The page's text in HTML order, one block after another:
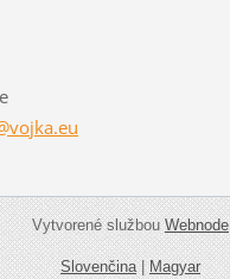
jka.eu
Vytvorené službouWebnode
Slovenčina|Magyar